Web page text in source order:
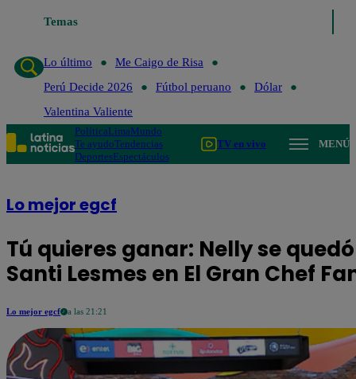
Temas
Lo último Me Caigo de Risa
Lo último
Me Caigo de Risa
Perú Decide 2026
Fútbol peruano
Dólar
Valentina Valiente
PolíticaLimaMundo
Te ayudoTendencias
DeportesEspectáculos
TV en vivo MENÚ
Lo mejor egcf
Tú quieres ganar: Nelly se
Santi Lesmes en El Gran Chef
Lo mejor egcf a las 21:21